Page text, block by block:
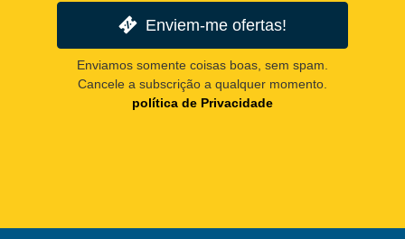
Enviem-me ofertas!
Enviamos somente coisas boas, sem spam.
Cancele a subscrição a qualquer momento.
política de Privacidade